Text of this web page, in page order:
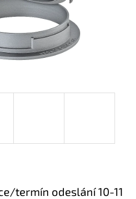
termín odeslání 10-11